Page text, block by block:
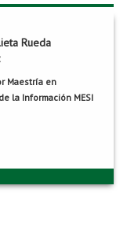
Rueda
Maestría en
la Información MESI
Rodríguez
Oficina:
ML-772
Correo:
de Información